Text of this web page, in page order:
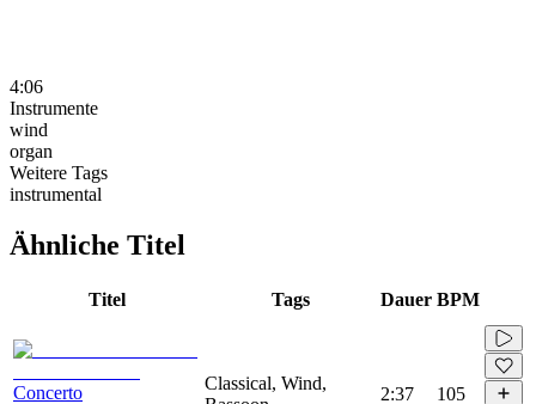
4:06
Instrumente
wind
organ
Weitere Tags
instrumental
Ähnliche Titel
Titel Tags Dauer BPM
Concerto
Classical, Wind,
2:37 105